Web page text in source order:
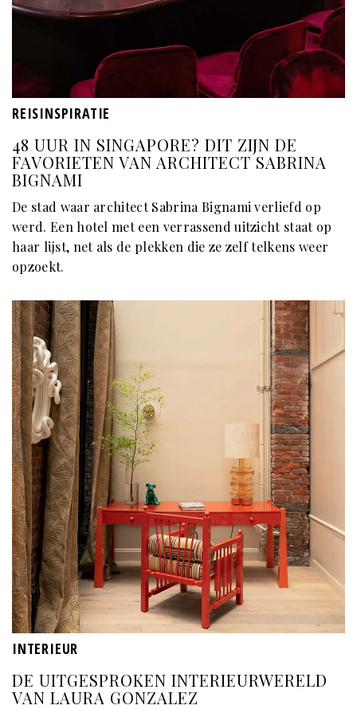
REISINSPIRATIE
48 UUR IN SINGAPORE? DIT ZIJN DE
FAVORIETEN VAN ARCHITECT SABRINA
BIGNAMI
De stad waar architect Sabrina Bignami verliefd op
werd. Een hotel met een verrassend uitzicht staat op
haar lijst, net als de plekken die ze zelf telkens weer
opzoekt.
INTERIEUR
DE UITGESPROKEN INTERIEURWERELD
VAN LAURA GONZALEZ